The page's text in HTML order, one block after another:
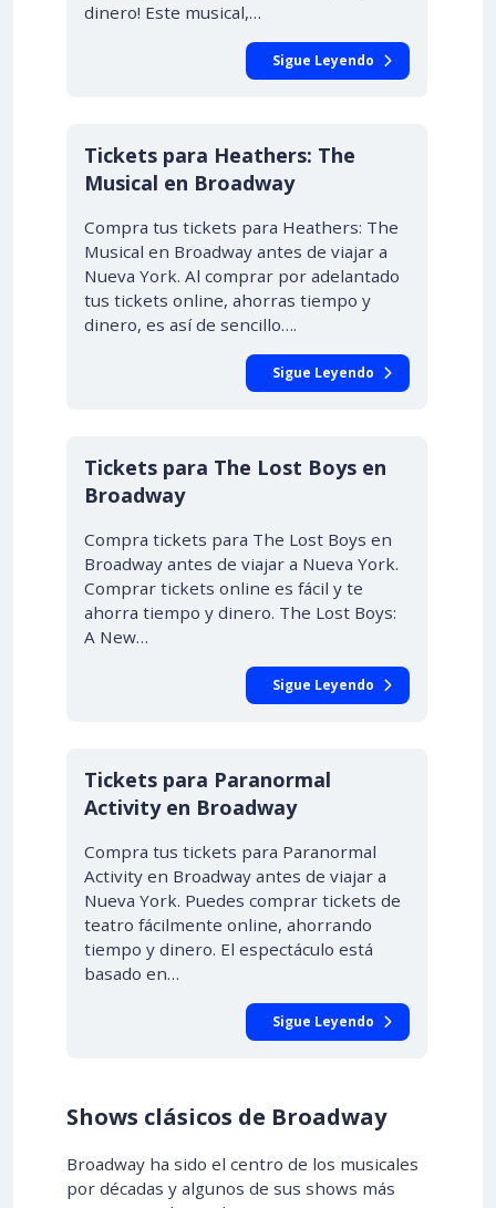
dinero! Este musical,…
Sigue Leyendo
Tickets para Heathers: The
Musical en Broadway
Compra tus tickets para Heathers: The
Musical en Broadway antes de viajar a
Nueva York. Al comprar por adelantado
tus tickets online, ahorras tiempo y
dinero, es así de sencillo….
Sigue Leyendo
Tickets para The Lost Boys en
Broadway
Compra tickets para The Lost Boys en
Broadway antes de viajar a Nueva York.
Comprar tickets online es fácil y te
ahorra tiempo y dinero. The Lost Boys:
A New…
Sigue Leyendo
Tickets para Paranormal
Activity en Broadway
Compra tus tickets para Paranormal
Activity en Broadway antes de viajar a
Nueva York. Puedes comprar tickets de
teatro fácilmente online, ahorrando
tiempo y dinero. El espectáculo está
basado en…
Sigue Leyendo
Shows clásicos de Broadway
Broadway ha sido el centro de los musicales
por décadas y algunos de sus shows más